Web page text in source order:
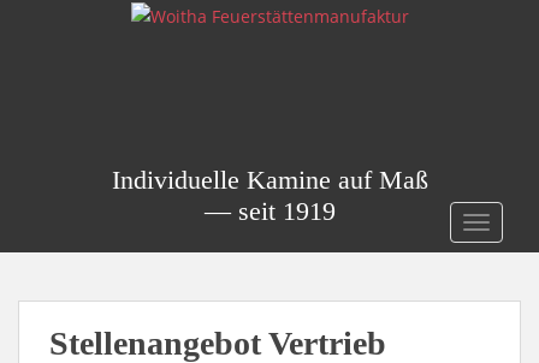
Individuelle Kamine auf Maß
— seit 1919
Stellenangebot Vertrieb